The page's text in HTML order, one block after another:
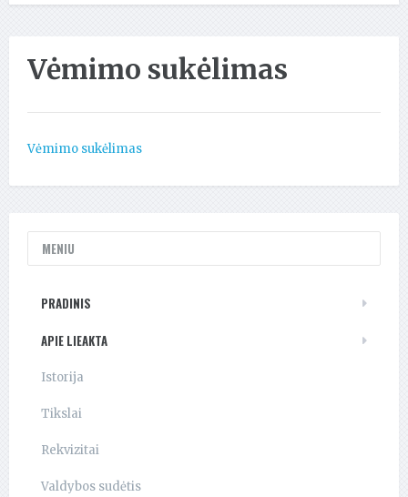
Vėmimo sukėlimas
Vėmimo sukėlimas
MENIU
PRADINIS
APIE LIEAKTA
Istorija
Tikslai
Rekvizitai
Valdybos sudėtis